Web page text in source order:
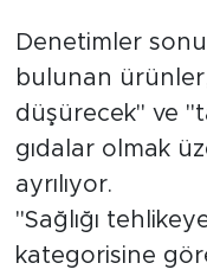
Denetimler
bulunan
düşürecek" ve
gıdalar olmak
ayrılıyor.
"Sağlığı
kategorisine